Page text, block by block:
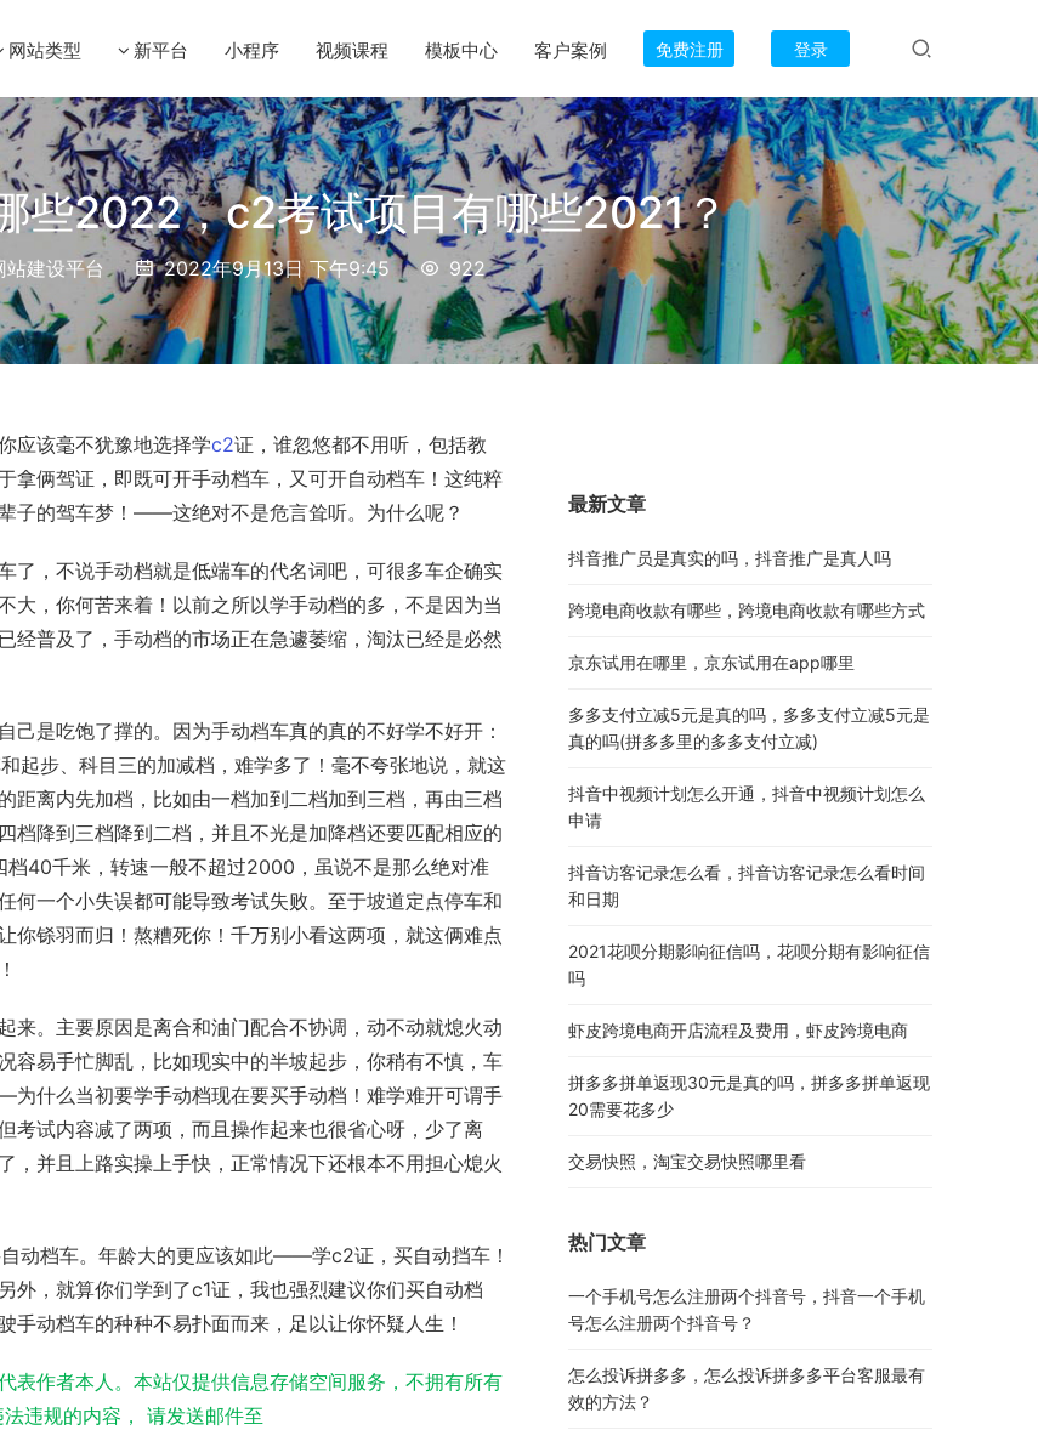
网站类型 新平台 小程序 视频课程 模板中心 客户案例 免费注册 登录
些2022，c2考试项目有哪些2021？
站建设平台 2022年9月13日 下午9:45 922
应该毫不犹豫地选择学c2证，谁忽悠都不用听，包括教
拿俩驾证，即既可开手动档车，又可开自动档车！这纯粹
子的驾车梦！——这绝对不是危言耸听。为什么呢？
了，不说手动档就是低端车的代名词吧，可很多车企确实
大，你何苦来着！以前之所以学手动档的多，不是因为当
经普及了，手动档的市场正在急遽萎缩，淘汰已经是必然
是吃饱了撑的。因为手动档车真的真的不好学不好开：
起步、科目三的加减档，难学多了！毫不夸张地说，就这
距离内先加档，比如由一档加到二档加到三档，再由三档
档降到三档降到二档，并且不光是加降档还要匹配相应的
40千米，转速一般不超过2000，虽说不是那么绝对准
何一个小失误都可能导致考试失败。至于坡道定点停车和
你铩羽而归！熬糟死你！千万别小看这两项，就这俩难点
来。主要原因是离合和油门配合不协调，动不动就熄火动
容易手忙脚乱，比如现实中的半坡起步，你稍有不慎，车
什么当初要学手动档现在要买手动档！难学难开可谓手
考试内容减了两项，而且操作起来也很省心呀，少了离
，并且上路实操上手快，正常情况下还根本不用担心熄火
动档车。年龄大的更应该如此——学c2证，买自动挡车！
外，就算你们学到了c1证，我也强烈建议你们买自动档
动档车的种种不易扑面而来，足以让你怀疑人生！
表作者本人。本站仅提供信息存储空间服务，不拥有所有
违规的内容， 请发送邮件至
最新文章
抖音推广员是真实的吗，抖音推广是真人吗
跨境电商收款有哪些，跨境电商收款有哪些方式
京东试用在哪里，京东试用在app哪里
多多支付立减5元是真的吗，多多支付立减5元是
真的吗(拼多多里的多多支付立减)
抖音中视频计划怎么开通，抖音中视频计划怎么
申请
抖音访客记录怎么看，抖音访客记录怎么看时间
和日期
2021花呗分期影响征信吗，花呗分期有影响征信
吗
虾皮跨境电商开店流程及费用，虾皮跨境电商
拼多多拼单返现30元是真的吗，拼多多拼单返现
20需要花多少
交易快照，淘宝交易快照哪里看
热门文章
一个手机号怎么注册两个抖音号，抖音一个手机
号怎么注册两个抖音号？
怎么投诉拼多多，怎么投诉拼多多平台客服最有
效的方法？